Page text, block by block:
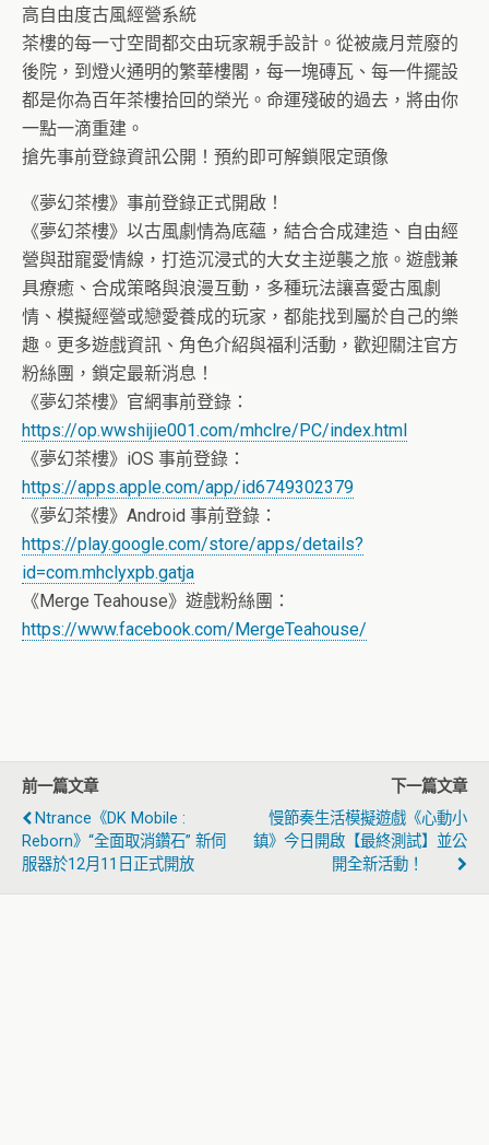
高自由度古風經營系統
茶樓的每一寸空間都交由玩家親手設計。從被歲月荒廢的
後院，到燈火通明的繁華樓閣，每一塊磚瓦、每一件擺設
都是你為百年茶樓拾回的榮光。命運殘破的過去，將由你
一點一滴重建。
搶先事前登錄資訊公開！預約即可解鎖限定頭像
《夢幻茶樓》事前登錄正式開啟！
《夢幻茶樓》以古風劇情為底蘊，結合合成建造、自由經
營與甜寵愛情線，打造沉浸式的大女主逆襲之旅。遊戲兼
具療癒、合成策略與浪漫互動，多種玩法讓喜愛古風劇
情、模擬經營或戀愛養成的玩家，都能找到屬於自己的樂
趣。更多遊戲資訊、角色介紹與福利活動，歡迎關注官方
粉絲團，鎖定最新消息！
《夢幻茶樓》官網事前登錄：
https://op.wwshijie001.com/mhclre/PC/index.html
《夢幻茶樓》iOS 事前登錄：
https://apps.apple.com/app/id6749302379
《夢幻茶樓》Android 事前登錄：
https://play.google.com/store/apps/details?
id=com.mhclyxpb.gatja
《Merge Teahouse》遊戲粉絲團：
https://www.facebook.com/MergeTeahouse/
前一篇文章
Ntrance《DK Mobile :
Reborn》“全面取消鑽石” 新伺
服器於12月11日正式開放
下一篇文章
慢節奏生活模擬遊戲《心動小
鎮》今日開啟【最終測試】並公
開全新活動！